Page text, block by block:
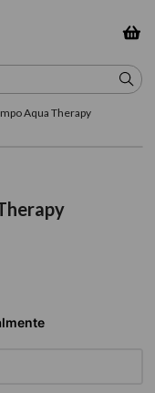
Aqua Therapy